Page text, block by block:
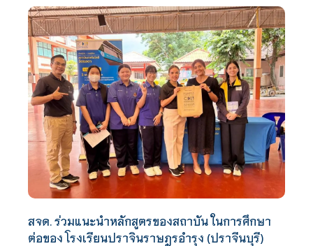
สจด. ร่วมแนะนำหลักสูตรของสถาบัน ในการศึกษา
ต่อของ โรงเรียนปราจินราษฎรอำรุง (ปราจีนบุรี)